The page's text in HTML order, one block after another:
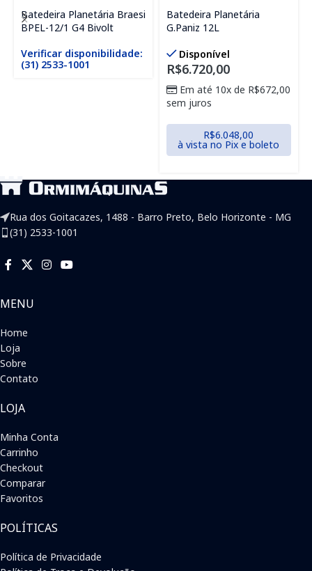
Batedeira Planetária Braesi
BPEL-12/1 G4 Bivolt
Verificar disponibilidade:
(31) 2533-1001
Batedeira Planetária
G.Paniz 12L
Disponível
R$6.720,00
Em até 10x de R$672,00
sem juros
R$6.048,00
à vista no Pix e boleto
Rua dos Goitacazes, 1488 - Barro Preto, Belo Horizonte - MG
(31) 2533-1001
MENU
Home
Loja
Sobre
Contato
LOJA
Minha Conta
Carrinho
Checkout
Comparar
Favoritos
POLÍTICAS
Política de Privacidade